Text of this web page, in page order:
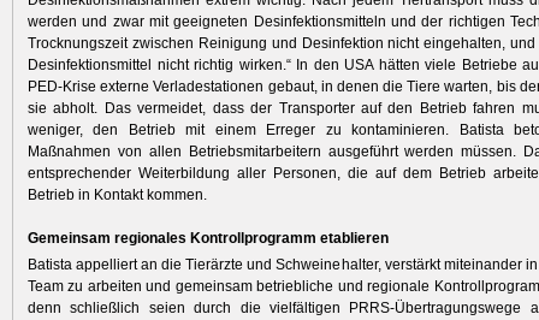
werden und zwar mit geeigneten Desinfektionsmitteln und der richtigen
Trocknungszeit zwischen Reinigung und Desinfektion nicht eingehalten,
Desinfektionsmittel nicht richtig wirken.“ In den USA hätten viele Betriebe
PED-Krise externe Verladestationen gebaut, in denen die Tiere warten, bis
sie abholt. Das vermeidet, dass der Transporter auf den Betrieb fahren
weniger, den Betrieb mit einem Erreger zu kontaminieren. Batista
Maßnahmen von allen Betriebsmitarbeitern ausgeführt werden müssen.
entsprechender Weiterbildung ­aller Personen, die auf dem Betrieb
Betrieb in Kontakt kommen.
Gemeinsam regionales Kontrollprogramm etablieren
Batista appelliert an die Tierärzte und Schweine­halter, verstärkt miteinander
Team zu arbeiten und gemeinsam betriebliche und regionale
denn schließlich seien durch die vielfältigen PRRS-Übertragungswege